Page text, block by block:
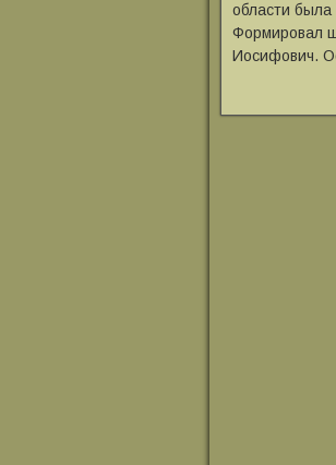
области была
Формировал
Иосифович.